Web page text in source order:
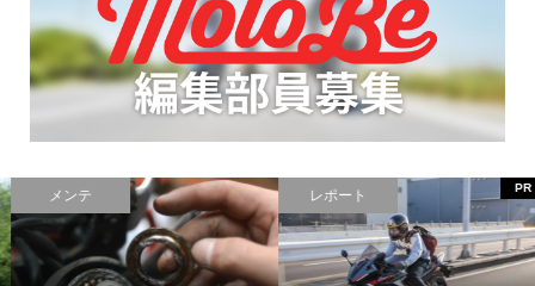
レポート PR レポート PR